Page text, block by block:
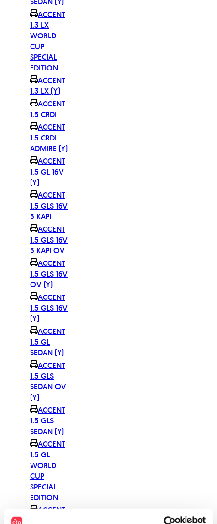
ACCENT
1.3 LX
WORLD
CUP
SPECIAL
EDITION
ACCENT
1.3 LX (Y)
ACCENT
1.5 CRDI
ACCENT
1.5 CRDI
ADMIRE (Y)
ACCENT
1.5 GL 16V
(Y)
ACCENT
1.5 GLS 16V
5 KAPI
ACCENT
1.5 GLS 16V
5 KAPI OV
ACCENT
1.5 GLS 16V
OV (Y)
ACCENT
1.5 GLS 16V
(Y)
ACCENT
1.5 GL
SEDAN (Y)
ACCENT
1.5 GLS
SEDAN OV
(Y)
ACCENT
1.5 GLS
SEDAN (Y)
ACCENT
1.5 GL
WORLD
CUP
SPECIAL
EDITION
ACCENT